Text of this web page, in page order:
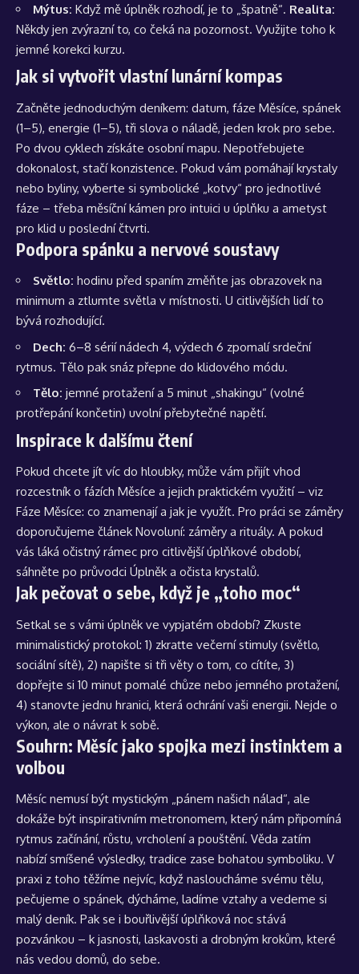
Mýtus: Když mě úplněk rozhodí, je to „špatně“. Realita:
Někdy jen zvýrazní to, co čeká na pozornost. Využijte toho k
jemné korekci kurzu.
Jak si vytvořit vlastní lunární kompas
Začněte jednoduchým deníkem: datum, fáze Měsíce, spánek
(1–5), energie (1–5), tři slova o náladě, jeden krok pro sebe.
Po dvou cyklech získáte osobní mapu. Nepotřebujete
dokonalost, stačí konzistence. Pokud vám pomáhají krystaly
nebo byliny, vyberte si symbolické „kotvy“ pro jednotlivé
fáze – třeba měsíční kámen pro intuici u úplňku a ametyst
pro klid u poslední čtvrti.
Podpora spánku a nervové soustavy
Světlo: hodinu před spaním změňte jas obrazovek na
minimum a ztlumte světla v místnosti. U citlivějších lidí to
bývá rozhodující.
Dech: 6–8 sérií nádech 4, výdech 6 zpomalí srdeční
rytmus. Tělo pak snáz přepne do klidového módu.
Tělo: jemné protažení a 5 minut „shakingu“ (volné
protřepání končetin) uvolní přebytečné napětí.
Inspirace k dalšímu čtení
Pokud chcete jít víc do hloubky, může vám přijít vhod
rozcestník o fázích Měsíce a jejich praktickém využití – viz
Fáze Měsíce: co znamenají a jak je využít. Pro práci se záměry
doporučujeme článek Novoluní: záměry a rituály. A pokud
vás láká očistný rámec pro citlivější úplňkové období,
sáhněte po průvodci Úplněk a očista krystalů.
Jak pečovat o sebe, když je „toho moc“
Setkal se s vámi úplněk ve vypjatém období? Zkuste
minimalistický protokol: 1) zkraťte večerní stimuly (světlo,
sociální sítě), 2) napište si tři věty o tom, co cítíte, 3)
dopřejte si 10 minut pomalé chůze nebo jemného protažení,
4) stanovte jednu hranici, která ochrání vaši energii. Nejde o
výkon, ale o návrat k sobě.
Souhrn: Měsíc jako spojka mezi instinktem a
volbou
Měsíc nemusí být mystickým „pánem našich nálad“, ale
dokáže být inspirativním metronomem, který nám připomíná
rytmus začínání, růstu, vrcholení a pouštění. Věda zatím
nabízí smíšené výsledky, tradice zase bohatou symboliku. V
praxi z toho těžíme nejvíc, když nasloucháme svému tělu,
pečujeme o spánek, dýcháme, ladíme vztahy a vedeme si
malý deník. Pak se i bouřlivější úplňková noc stává
pozvánkou – k jasnosti, laskavosti a drobným krokům, které
nás vedou domů, do sebe.